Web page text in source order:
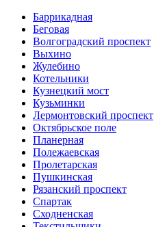
Баррикадная
Беговая
Волгоградский проспект
Выхино
Жулебино
Котельники
Кузнецкий мост
Кузьминки
Лермонтовский проспект
Октябрьское поле
Планерная
Полежаевская
Пролетарская
Пушкинская
Рязанский проспект
Спартак
Сходненская